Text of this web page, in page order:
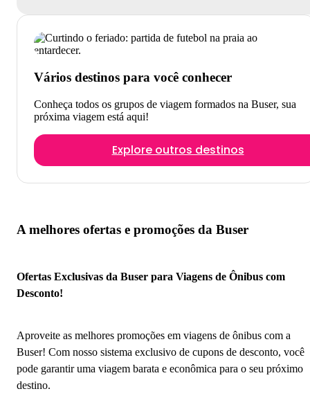
Vários destinos para você conhecer
Conheça todos os grupos de viagem formados na Buser, sua
próxima viagem está aqui!
Explore outros destinos
A melhores ofertas e promoções da Buser
Ofertas Exclusivas da Buser para Viagens de Ônibus com
Desconto!
Aproveite as melhores promoções em viagens de ônibus com a
Buser! Com nosso sistema exclusivo de cupons de desconto, você
pode garantir uma viagem barata e econômica para o seu próximo
destino.